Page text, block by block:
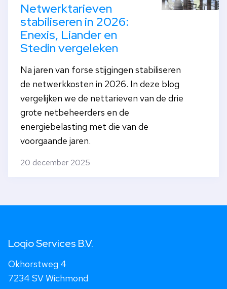
Netwerktarieven
stabiliseren in 2026:
Enexis, Liander en
Stedin vergeleken
Na jaren van forse stijgingen stabiliseren
de netwerkkosten in 2026. In deze blog
vergelijken we de nettarieven van de drie
grote netbeheerders en de
energiebelasting met die van de
voorgaande jaren.
20 december 2025
Loqio Services B.V.
Okhorstweg 4
7234 SV Wichmond